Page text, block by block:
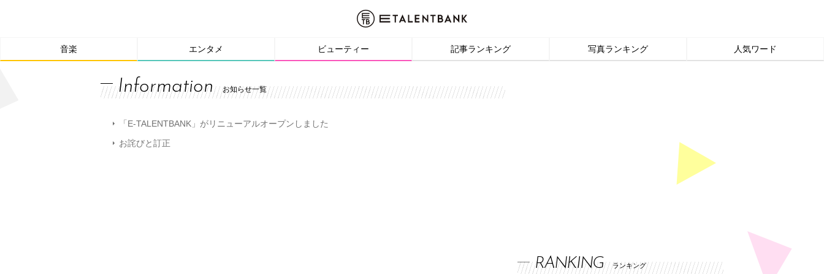
音楽 エンタメ ビューティー 記事ランキング 写真ランキング 人気ワード
Information お知らせ一覧
「E-TALENTBANK」がリニューアルオープンしました
お詫びと訂正
RANKING ランキング